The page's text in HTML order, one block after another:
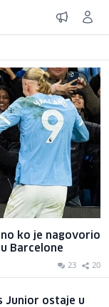
ko je nagovorio
Barcelone
23 20
Junior ostaje u